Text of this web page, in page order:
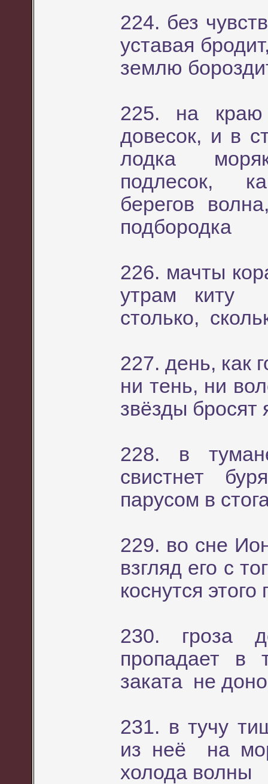
224. без
уставая
землю
225. на
довесок, и в
лодка
подлесок,
берегов
подбородка
226. мачты
утрам киту
столько,
227. день, как
ни тень, ни
звёзды бросят
228. в
свистнет
парусом в
229. во сне
взгляд его с
коснутся этого
230. гроза
пропадает
заката не
231. в тучу
из неё на
холода волны